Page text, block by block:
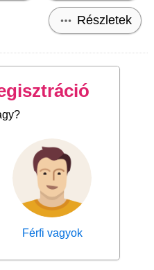
Részletek
Férfi vagyok